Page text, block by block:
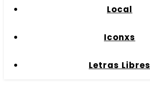
Local
Iconxs
Letras Libres